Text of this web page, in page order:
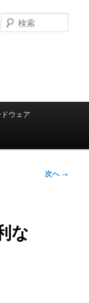
索
ウェア
次へ→
な